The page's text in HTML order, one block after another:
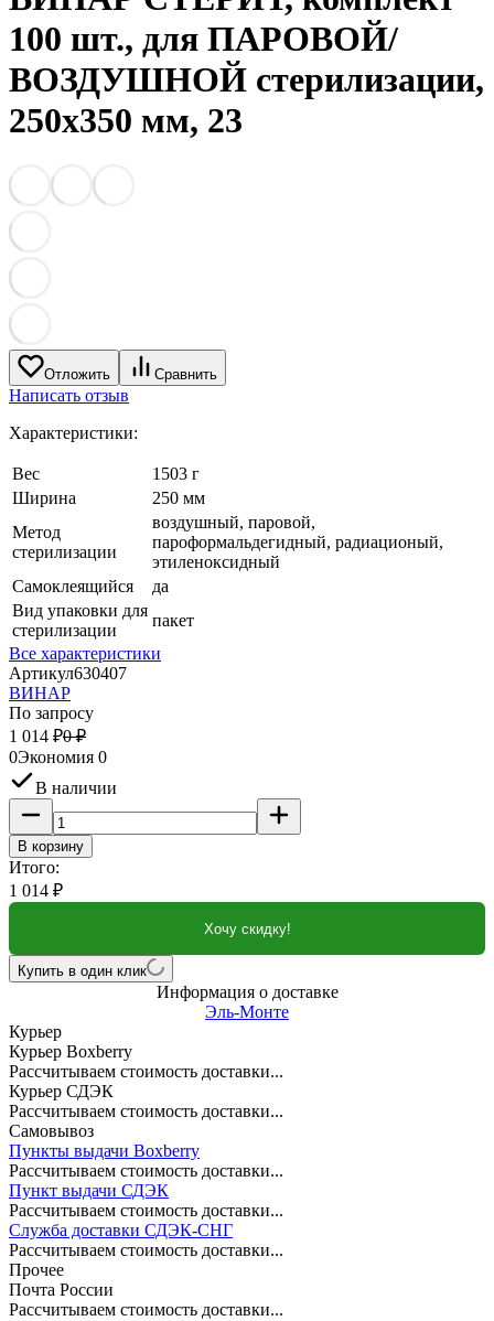
100 шт., для ПАРОВОЙ/
ВОЗДУШНОЙ стерилизации,
250х350 мм, 23
Отложить Сравнить
Написать отзыв
Характеристики:
Вес
1503 г
Ширина
250 мм
Метод
стерилизации
воздушный, паровой,
пароформальдегидный, радиационый,
этиленоксидный
Самоклеящийся
да
Вид упаковки для
стерилизации
пакет
Все характеристики
Артикул630407
ВИНАР
По запросу
1 014 ₽0 ₽
0Экономия 0
В наличии
В корзину
Итого:
1 014 ₽
Хочу скидку!
Купить в один клик
Информация о доставке
Эль-Монте
Курьер
Курьер Boxberry
Рассчитываем стоимость доставки...
Курьер СДЭК
Рассчитываем стоимость доставки...
Самовывоз
Пункты выдачи Boxberry
Рассчитываем стоимость доставки...
Пункт выдачи СДЭК
Рассчитываем стоимость доставки...
Служба доставки СДЭК-СНГ
Рассчитываем стоимость доставки...
Прочее
Почта России
Рассчитываем стоимость доставки...